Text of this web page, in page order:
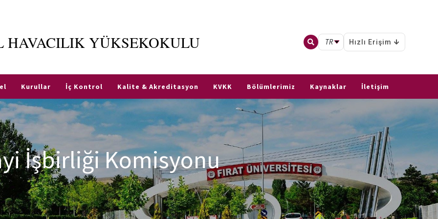
HAVACILIK YÜKSEKOKULU TR Hızlı Erişim
Kurullar İç Kontrol Kalite & Akreditasyon KVKK Bölümlerimiz Kaynaklar İletişim
İşbirliği Komisyonu